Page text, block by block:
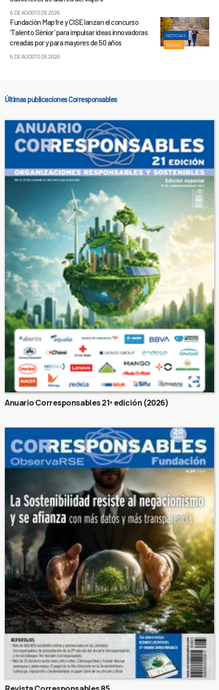
6 DE AGOSTO DE 2026
NOTICIAS
SOCIAL
Fundación Mapfre y CISE lanzan el concurso
‘Talento Sénior’ para impulsar ideas innovadoras
creadas por y para mayores de 50 años
6 DE AGOSTO DE 2026
Últimas publicaciones Corresponsables
Anuario Corresponsables 21ª edición (2026)